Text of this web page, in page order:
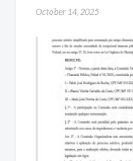
October 14, 2025